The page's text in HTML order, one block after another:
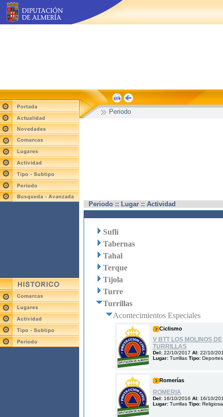
Periodo
Periodo :: Lugar :: Actividad
Suflí
Tabernas
Tahal
Terque
Tíjola
Turre
Turrillas
Acontecimientos Especiales
Ciclismo
V BTT LOS MOLINOS DE
TURRILLAS
Del: 22/10/2017 Al: 22/10/
Lugar: TurrillasTipo: Deportes
Romerías
ROMERIA
Del: 16/10/2016 Al: 16/10/
Lugar: TurrillasTipo: